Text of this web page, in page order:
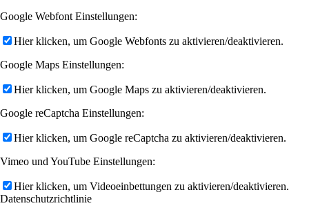
Google Webfont Einstellungen:
Hier klicken, um Google Webfonts zu aktivieren/deaktivieren.
Google Maps Einstellungen:
Hier klicken, um Google Maps zu aktivieren/deaktivieren.
Google reCaptcha Einstellungen:
Hier klicken, um Google reCaptcha zu aktivieren/deaktivieren.
Vimeo und YouTube Einstellungen:
Hier klicken, um Videoeinbettungen zu aktivieren/deaktivieren.
Datenschutzrichtlinie